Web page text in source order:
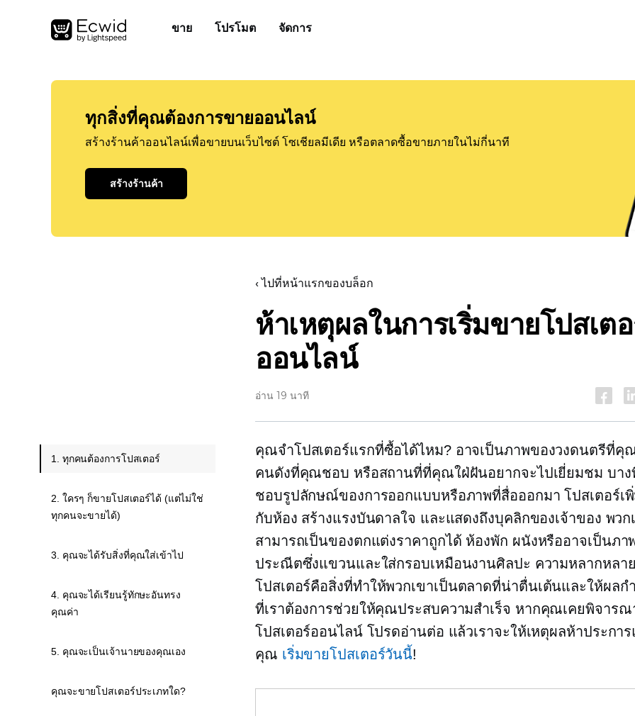
ขาย โปรโมต จัดการ
ทุกสิ่งที่คุณต้องการขายออนไลน์
สร้างร้านค้าออนไลน์เพื่อขายบนเว็บไซต์ โซเชียลมีเดีย หรือตลาดซื้อขายภายในไม่กี่นาที
สร้างร้านค้า
‹ ไปที่หน้าแรกของบล็อก
ห้าเหตุผลในการเริ่มขายโปสเต
ออนไลน์
อ่าน 19 นาที
คุณจำโปสเตอร์แรกที่ซื้อได้ไหม? อาจเป็นภาพของวงดนตรีที่
คนดังที่คุณชอบ หรือสถานที่ที่คุณใฝ่ฝันอยากจะไปเยี่ยมชม บา
ชอบรูปลักษณ์ของการออกแบบหรือภาพที่สื่อออกมา โปสเตอร์เ
กับห้อง สร้างแรงบันดาลใจ และแสดงถึงบุคลิกของเจ้าของ พวก
สามารถเป็นของตกแต่งราคาถูกได้ ห้องพัก ผนังหรืออาจเป็นภา
ประณีตซึ่งแขวนและใส่กรอบเหมือนงานศิลปะ ความหลากหลา
โปสเตอร์คือสิ่งที่ทำให้พวกเขาเป็นตลาดที่น่าตื่นเต้นและให้ผลก
ที่เราต้องการช่วยให้คุณประสบความสำเร็จ หากคุณเคยพิจารณ
โปสเตอร์ออนไลน์ โปรดอ่านต่อ แล้วเราจะให้เหตุผลห้าประการ
คุณ เริ่มขายโปสเตอร์วันนี้!
1. ทุกคนต้องการโปสเตอร์
2. ใครๆ ก็ขายโปสเตอร์ได้ (แต่ไม่ใช่
ทุกคนจะขายได้)
3. คุณจะได้รับสิ่งที่คุณใส่เข้าไป
4. คุณจะได้เรียนรู้ทักษะอันทรง
คุณค่า
5. คุณจะเป็นเจ้านายของคุณเอง
คุณจะขายโปสเตอร์ประเภทใด?